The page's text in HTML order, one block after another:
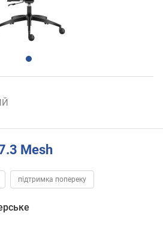
Mesh
підтримка попереку